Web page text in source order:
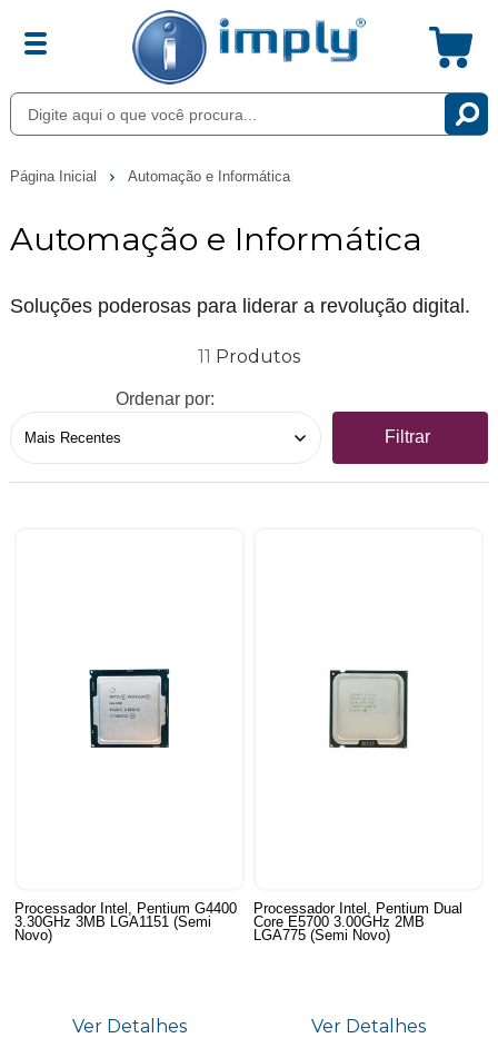
Página Inicial Automação e Informática
Automação e Informática
Soluções poderosas para liderar a revolução digital.
11
Ordenar por:
Filtrar
Processador Intel, Pentium G4400
3.30GHz 3MB LGA1151 (Semi
Novo)
Ver Detalhes
Processador Intel, Pentium Dual
Core E5700 3.00GHz 2MB
LGA775 (Semi Novo)
Ver Detalhes